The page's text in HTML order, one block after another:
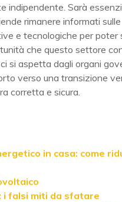
indipendente. Sarà
rimanere informati sulle
e tecnologiche per poter
che questo settore
si aspetta dagli organi
verso una transizione
corretta e sicura.
in casa: come
i falsi miti da sfatare